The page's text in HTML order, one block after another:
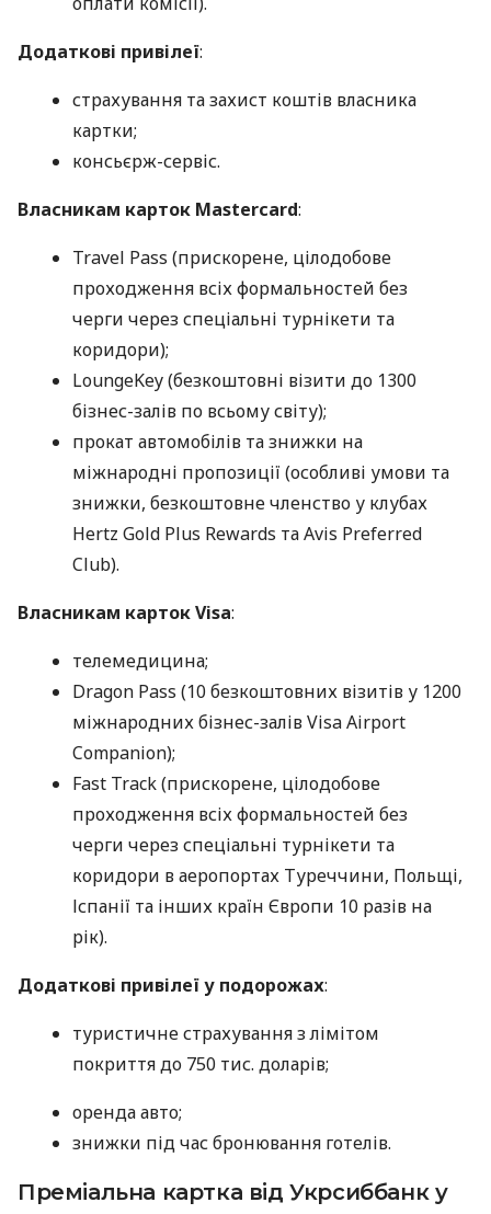
Додаткові привілеї:
страхування та захист коштів власника
картки;
консьєрж-сервіс.
Власникам карток Mastercard:
Travel Pass (прискорене, цілодобове
проходження всіх формальностей без
черги через спеціальні турнікети та
коридори);
LoungeKey (безкоштовні візити до 1300
бізнес-залів по всьому світу);
прокат автомобілів та знижки на
міжнародні пропозиції (особливі умови та
знижки, безкоштовне членство у клубах
Hertz Gold Plus Rewards та Avis Preferred
Club).
Власникам карток Visa:
телемедицина;
Dragon Pass (10 безкоштовних візитів у 1200
міжнародних бізнес-залів Visa Airport
Companion);
Fast Track (прискорене, цілодобове
проходження всіх формальностей без
черги через спеціальні турнікети та
коридори в аеропортах Туреччини, Польщі,
Іспанії та інших країн Європи 10 разів на
рік).
Додаткові привілеї у подорожах:
туристичне страхування з лімітом
покриття до 750 тис. доларів;
оренда авто;
знижки під час бронювання готелів.
Преміальна картка від Укрсиббанк у